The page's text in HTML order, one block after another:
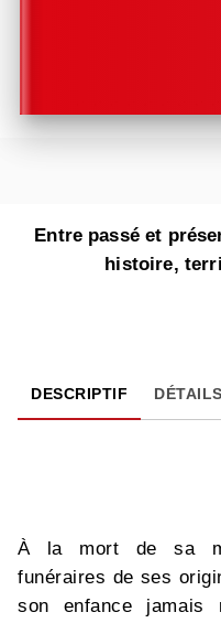
Entre passé et
histoire,
DESCRIPTIF DÉTAILS
À la mort de sa
funéraires de ses
son enfance jamais